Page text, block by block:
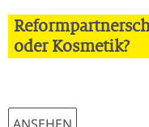
oder Kosmetik?
ANSEHEN